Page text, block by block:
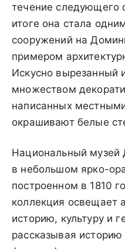
течение следующего
итоге она стала
сооружений на
примером
Искусно вырезанный
множеством
написанных
окрашивают белые
Национальный музей
в небольшом ярко-
построенном в 1810
коллекция освещает
историю, культуру и
рассказывая